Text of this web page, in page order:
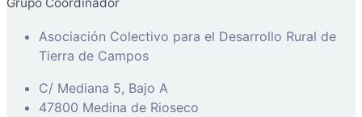
Asociación Colectivo para el Desarrollo Rural de
Tierra de Campos
C/ Mediana 5, Bajo A
47800 Medina de Rioseco